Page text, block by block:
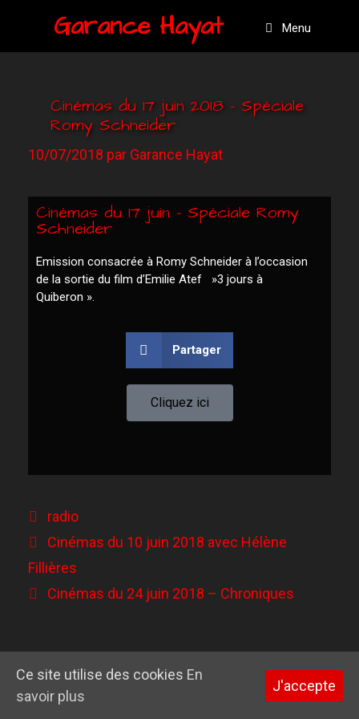
Garance Hayat Menu
Cinémas du 17 juin 2018 – Spéciale
Romy Schneider
10/07/2018 par Garance Hayat
Cinémas du 17 juin - Spéciale Romy
Schneider
Emission consacrée à Romy Schneider à l’occasion
de la sortie du film d’Emilie Atef »3 jours à
Quiberon ».
Partager
Cliquez ici
radio
Cinémas du 10 juin 2018 avec Hélène
Fillières
Cinémas du 24 juin 2018 – Chroniques
© 2026 Garance Hayat• Construit avec GeneratePress
Ce site utilise des cookies En
savoir plus
J'accepte